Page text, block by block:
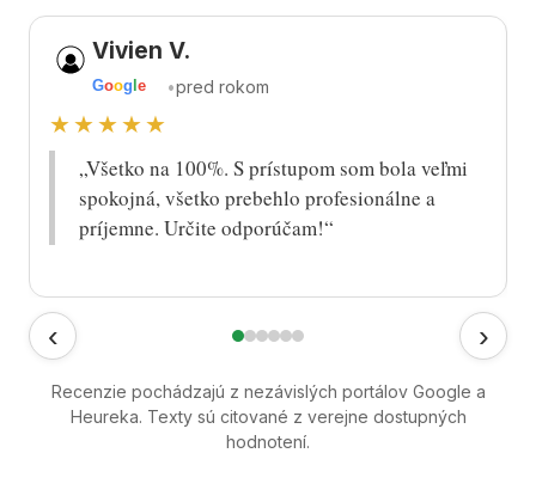
‹
Vivien V.
Goog le •pred rokom
★★★★★
„Všetko na 100%. S prístupom som bola veľmi
spokojná, všetko prebehlo profesionálne a
príjemne. Určite odporúčam!“
›
Recenzie pochádzajú z nezávislých portálov Google a
Heureka. Texty sú citované z verejne dostupných
hodnotení.